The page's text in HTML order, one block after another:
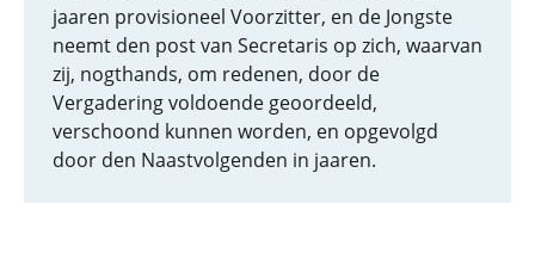
jaaren provisioneel Voorzitter, en de Jongste
neemt den post van Secretaris op zich, waarvan
zij, nogthands, om redenen, door de
Vergadering voldoende geoordeeld,
verschoond kunnen worden, en opgevolgd
door den Naastvolgenden in jaaren.